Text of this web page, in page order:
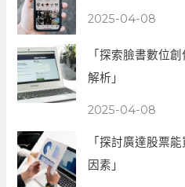
2025-04-08
「探索臉書數位
解析」
2025-04-08
「探討廣達股票
因素」